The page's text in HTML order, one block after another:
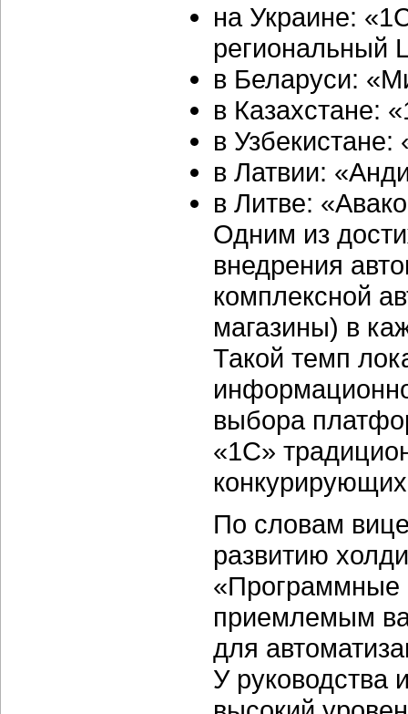
на Украине:
региональный
в Беларуси:
в Казахстане:
в Узбекистане:
в Латвии:
в Литве:
Одним из
внедрения
комплексной
магазины) в
Такой темп
выбора
«1С»
По словам
развитию
«Программные
приемлемым
для
У руководства